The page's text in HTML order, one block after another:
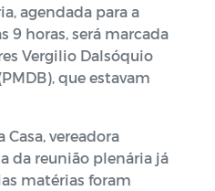
agendada para a
9 horas, será marcada
Vergilio Dalsóquio
que estavam
vereadora
da reunião plenária já
matérias foram